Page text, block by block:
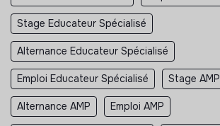
Stage Educateur Spécialisé
Alternance Educateur Spécialisé
Emploi Educateur Spécialisé Stage AMP
Alternance AMP Emploi AMP